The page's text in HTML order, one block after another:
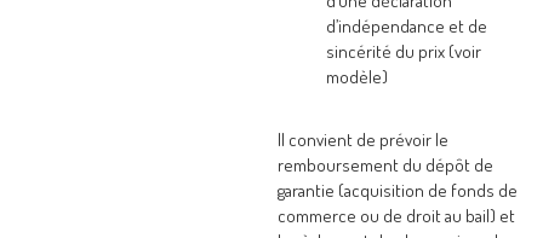
d’indépendance et de
sincérité du prix (voir
modèle)
Il convient de prévoir le
remboursement du dépôt de
garantie (acquisition de fonds de
commerce ou de droit au bail) et